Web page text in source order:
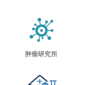
肿瘤研究所